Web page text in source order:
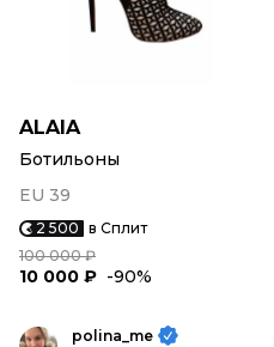
ALAIA
Ботильоны
EU 39
2 500 в Сплит
100 000 ₽
10 000 ₽ -90%
polina_me